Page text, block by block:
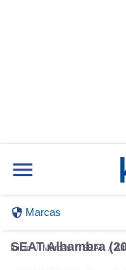
Marcas
Inicio Marcas SEAT
SEAT Alhambra